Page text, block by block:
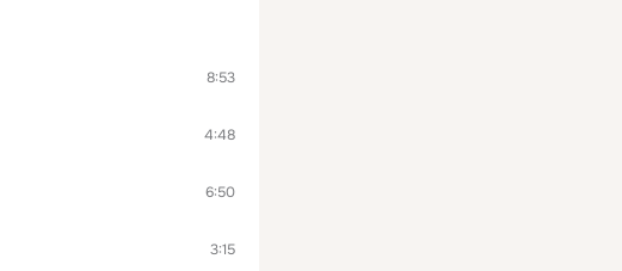
8:53
4:48
6:50
3:15